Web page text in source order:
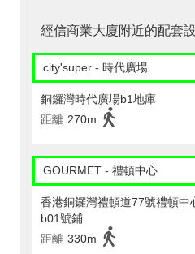
經信商業大廈附近的配套
city'super - 時代廣場
銅鑼灣時代廣場b1地庫
距離 270m
GOURMET - 禮頓中心
香港銅鑼灣禮頓道77號禮頓
b01號鋪
距離 330m